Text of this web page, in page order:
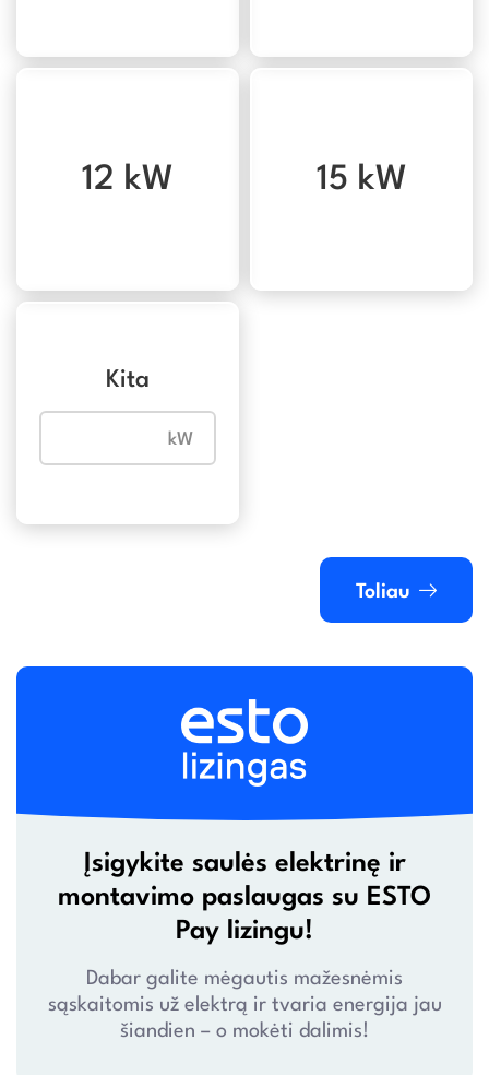
12 kW 15 kW
Kita
Toliau
Įsigykite saulės elektrinę ir
montavimo paslaugas su ESTO
Pay lizingu!
Dabar galite mėgautis mažesnėmis
sąskaitomis už elektrą ir tvaria energija jau
šiandien – o mokėti dalimis!